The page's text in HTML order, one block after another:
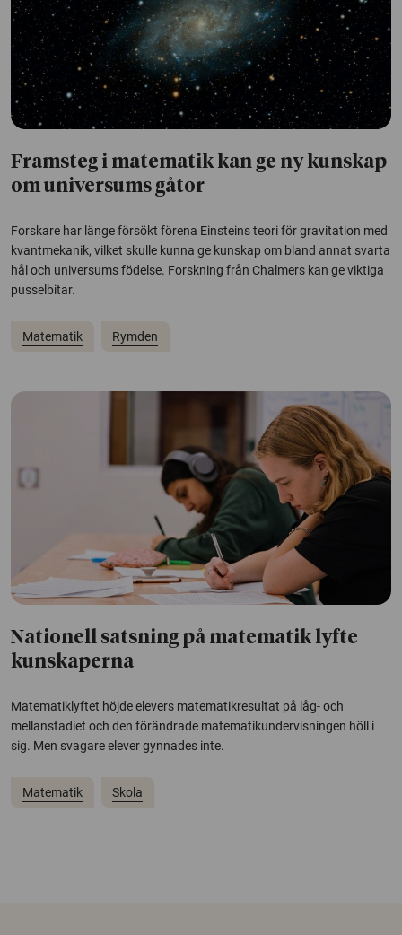
Framsteg i matematik kan ge ny kunskap
om universums gåtor
Forskare har länge försökt förena Einsteins teori för gravitation med
kvantmekanik, vilket skulle kunna ge kunskap om bland annat svarta
hål och universums födelse. Forskning från Chalmers kan ge viktiga
pusselbitar.
Matematik Rymden
Nationell satsning på matematik lyfte
kunskaperna
Matematiklyftet höjde elevers matematikresultat på låg- och
mellanstadiet och den förändrade matematikundervisningen höll i
sig. Men svagare elever gynnades inte.
Matematik Skola